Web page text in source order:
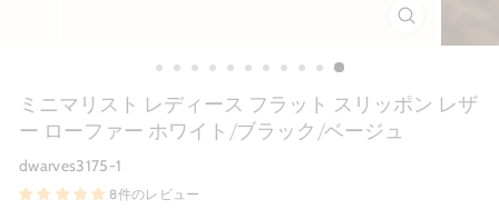
(ESC)
ミニマリスト レディース フラット スリッポン レザ
ー ローファー ホワイト/ブラック/ベージュ
dwarves3175-1
8件のレビュー